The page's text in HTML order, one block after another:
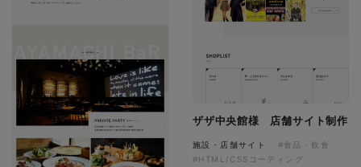
ザザ中央館様 店舗サイト制作
施設・店舗サイト
#食品・飲食
#HTML/CSSコーディング